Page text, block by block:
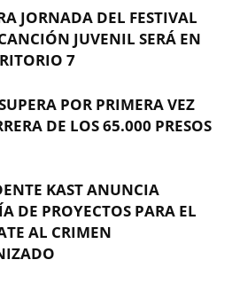
JORNADA DEL FESTIVAL
JUVENIL SERÁ EN
7
POR PRIMERA VEZ
DE LOS 65.000 PRESOS
KAST ANUNCIA
DE PROYECTOS PARA EL
AL CRIMEN